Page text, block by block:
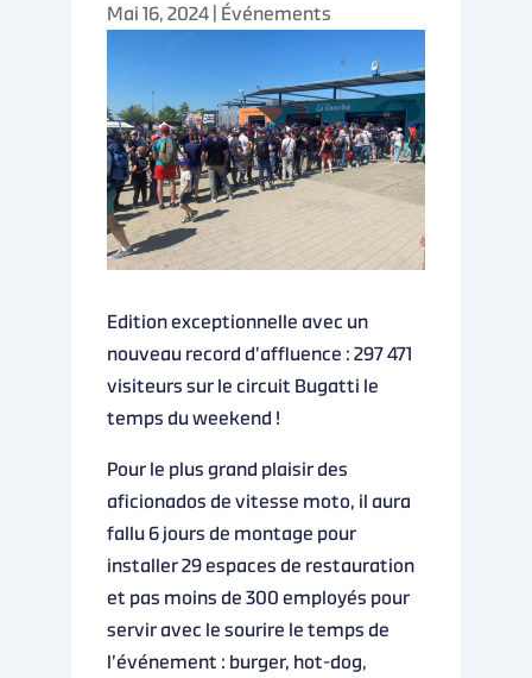
Mai 16, 2024| Événements
Edition exceptionnelle avec un
nouveau record d’affluence : 297 471
visiteurs sur le circuit Bugatti le
temps du weekend !
Pour le plus grand plaisir des
aficionados de vitesse moto, il aura
fallu 6 jours de montage pour
installer 29 espaces de restauration
et pas moins de 300 employés pour
servir avec le sourire le temps de
l’événement : burger, hot-dog,